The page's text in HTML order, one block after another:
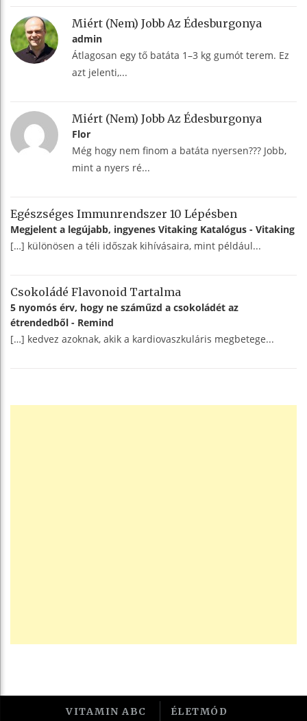
Miért (nem) Jobb Az Édesburgonya
admin
Átlagosan egy tő batáta 1–3 kg gumót terem. Ez
azt jelenti,...
Miért (nem) Jobb Az Édesburgonya
Flor
Még hogy nem finom a batáta nyersen??? Jobb,
mint a nyers ré...
Egészséges Immunrendszer 10 Lépésben
Megjelent a legújabb, ingyenes Vitaking Katalógus - Vitaking
[…] különösen a téli időszak kihívásaira, mint például...
Csokoládé Flavonoid Tartalma
5 nyomós érv, hogy ne száműzd a csokoládét az
étrendedből - Remind
[…] kedvez azoknak, akik a kardiovaszkuláris megbetege...
VITAMIN ABC ÉLETMÓD